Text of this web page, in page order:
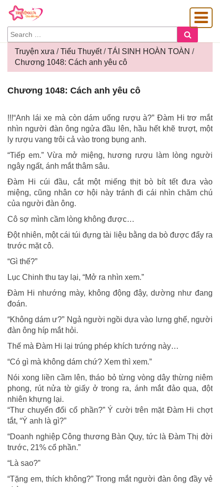
SEARCH
FOR:
Truyện xưa /Tiểu Thuyết/TÁI SINH HOÀN TOÀN /
Chương 1048: Cách anh yêu cô
1048:
anh
yêu
cô
Chương 1048: Cách anh yêu cô
!!!“Anh lái xe mà còn dám uống rượu à?” Đàm Hi trơ mắt
nhìn người đàn ông ngửa đầu lên, hầu hết khẽ trượt, một
ly rượu vang trôi cả vào trong bụng anh.
“Tiếp em.” Vừa mở miệng, hương rượu làm lòng người
ngây ngất, ánh mắt thâm sâu.
Đàm Hi cúi đầu, cắt một miếng thịt bò bít tết đưa vào
miệng, cũng nhân cơ hội này tránh đi cái nhìn chăm chú
của người đàn ông.
Cô sợ mình cầm lòng không được…
Đột nhiên, một cái túi đựng tài liệu bằng da bò được đẩy ra
trước mặt cô.
“Gì thế?”
Lục Chinh thu tay lại, “Mở ra nhìn xem.”
Đàm Hi nhướng mày, không động đậy, dường như đang
đoán.
“Không dám ư?” Ngả người ngồi dựa vào lưng ghế, người
đàn ông híp mắt hỏi.
Thế mà Đàm Hi lại trúng phép khích tướng này…
“Có gì mà không dám chứ? Xem thì xem.”
Nói xong liền cầm lên, tháo bỏ từng vòng dây thừng niêm
phong, rút nửa tờ giấy ở trong ra, ánh mắt đảo qua, đột
nhiên khựng lại.
“Thư chuyển đổi cổ phần?” Ý cười trên mặt Đàm Hi chợt
tắt, “Ý anh là gì?”
“Doanh nghiệp Công thương Bàn Quy, tức là Đàm Thị đời
trước, 21% cổ phần.”
“Là sao?”
“Tặng em, thích không?” Trong mắt người đàn ông đầy vẻ